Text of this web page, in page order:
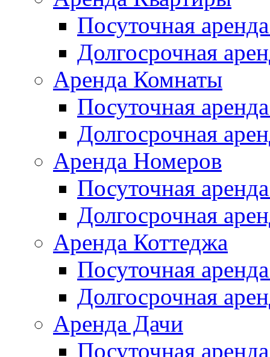
Посуточная
Долгосрочная
Аренда Комнаты
Посуточная
Долгосрочная
Аренда Номеров
Посуточная
Долгосрочная
Аренда Коттеджа
Посуточная
Долгосрочная
Аренда Дачи
Посуточная